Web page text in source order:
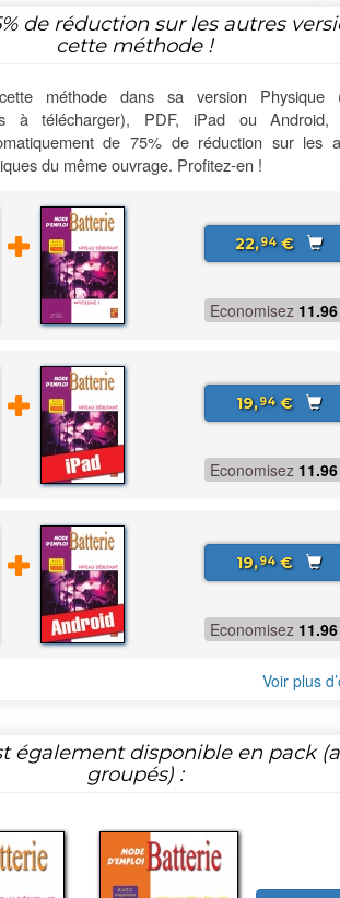
de réduction sur les autres
cette méthode !
méthode dans sa version Physique
à télécharger), PDF, iPad ou Android,
de 75% de réduction sur les
du même ouvrage. Profitez-en !
22,94€
Economisez 11.96
19,94€
Economisez 11.96
19,94€
Economisez 11.96
Voir plus
également disponible en pack
groupés) :